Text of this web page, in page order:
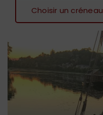
Choisir un créneau